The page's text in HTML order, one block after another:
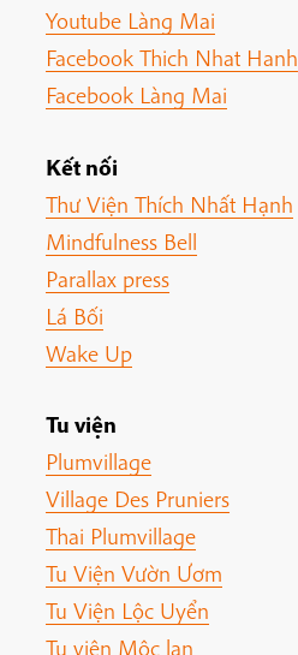
Youtube Làng Mai
Facebook Thich Nhat Hanh
Facebook Làng Mai
Kết nối
Thư Viện Thích Nhất Hạnh
Mindfulness Bell
Parallax press
Lá Bối
Wake Up
Tu viện
Plumvillage
Village Des Pruniers
Thai Plumvillage
Tu Viện Vườn Ươm
Tu Viện Lộc Uyển
Tu viện Mộc lan